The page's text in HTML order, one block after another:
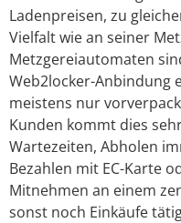
Ladenpreisen, zu
Vielfalt wie an seiner
Metzgereiautomaten
Web2locker-Anbindung
meistens nur
Kunden kommt dies
Wartezeiten, Abholen
Bezahlen mit EC-Karte
Mitnehmen an einem
sonst noch Einkäufe